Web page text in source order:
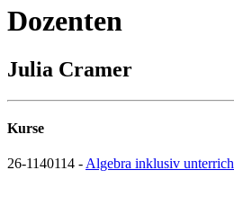
Dozenten
Julia Cramer
Kurse
26-1140114 - Algebra inklusiv